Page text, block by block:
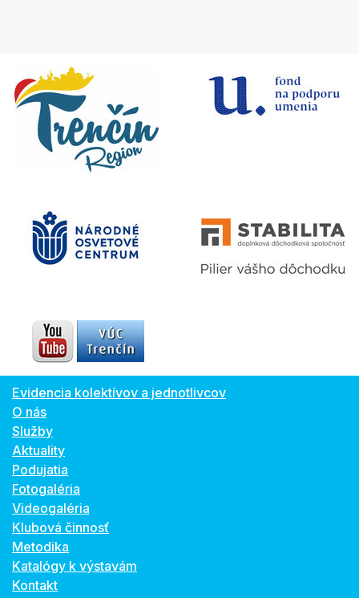
Evidencia kolektívov a jednotlivcov
O nás
Služby
Aktuality
Podujatia
Fotogaléria
Videogaléria
Klubová činnosť
Metodika
Katalógy k výstavám
Kontakt